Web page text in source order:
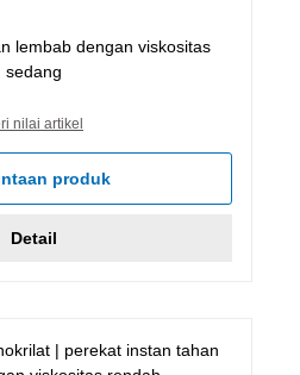
lembab dengan viskositas
sedang
nilai artikel
produk
Detail